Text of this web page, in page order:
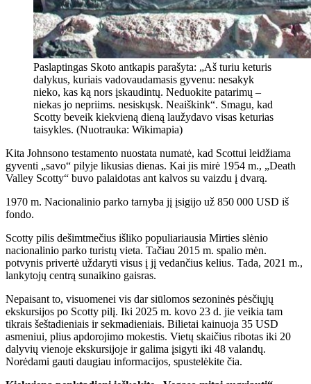
Paslaptingas Skoto antkapis parašyta: „Aš turiu keturis
dalykus, kuriais vadovaudamasis gyvenu: nesakyk
nieko, kas ką nors įskaudintų. Neduokite patarimų –
niekas jo nepriims. nesiskųsk. Neaiškink“. Smagu, kad
Scotty beveik kiekvieną dieną laužydavo visas keturias
taisykles. (Nuotrauka: Wikimapia)
Kita Johnsono testamento nuostata numatė, kad Scottui leidžiama
gyventi „savo“ pilyje likusias dienas. Kai jis mirė 1954 m., „Death
Valley Scotty“ buvo palaidotas ant kalvos su vaizdu į dvarą.
1970 m. Nacionalinio parko tarnyba jį įsigijo už 850 000 USD iš
fondo.
Scotty pilis dešimtmečius išliko populiariausia Mirties slėnio
nacionalinio parko turistų vieta. Tačiau 2015 m. spalio mėn.
potvynis privertė uždaryti visus į jį vedančius kelius. Tada, 2021 m.,
lankytojų centrą sunaikino gaisras.
Nepaisant to, visuomenei vis dar siūlomos sezoninės pėsčiųjų
ekskursijos po Scotty pilį. Iki 2025 m. kovo 23 d. jie veikia tam
tikrais šeštadieniais ir sekmadieniais. Bilietai kainuoja 35 USD
asmeniui, plius apdorojimo mokestis. Vietų skaičius ribotas iki 20
dalyvių vienoje ekskursijoje ir galima įsigyti iki 48 valandų.
Norėdami gauti daugiau informacijos, spustelėkite čia.